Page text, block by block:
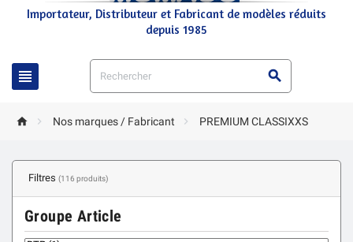
Importateur, Distributeur et Fabricant de modèles réduits
depuis 1985
 
  Nos marques / Fabricant  PREMIUM CLASSIXXS
Filtres (116 produits)
Groupe Article